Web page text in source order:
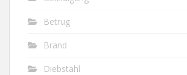
Betrug
Brand
Diebstahl